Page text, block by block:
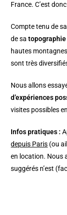
France. C’est
Compte tenu de sa
de satopographie
hautes
sont très
Nous allons
d’expériences
visites possibles
Infos pratiques :
depuis Paris (ou
en location. Nous
suggérés n’est